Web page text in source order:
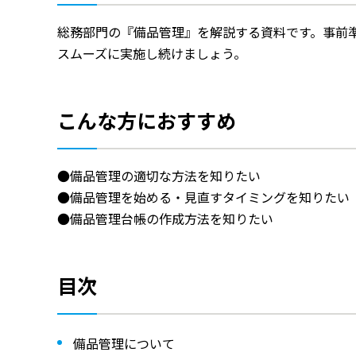
総務部門の『備品管理』を解説する資料です。事
スムーズに実施し続けましょう。
こんな方におすすめ
●備品管理の適切な方法を知りたい
●備品管理を始める・見直すタイミングを知りたい
●備品管理台帳の作成方法を知りたい
目次
備品管理について